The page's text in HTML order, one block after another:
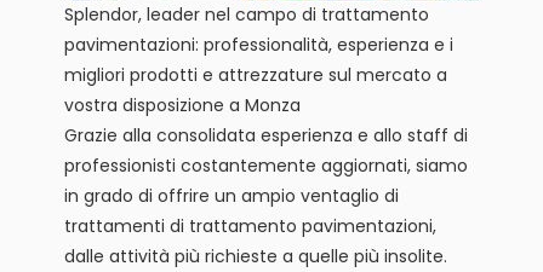
Splendor, leader nel campo di trattamento
pavimentazioni: professionalità, esperienza e i
migliori prodotti e attrezzature sul mercato a
vostra disposizione a Monza
Grazie alla consolidata esperienza e allo staff di
professionisti costantemente aggiornati, siamo
in grado di offrire un ampio ventaglio di
trattamenti di trattamento pavimentazioni,
dalle attività più richieste a quelle più insolite.